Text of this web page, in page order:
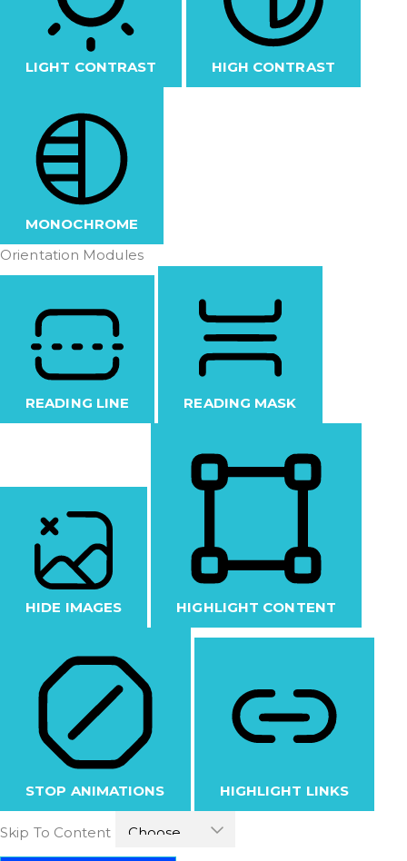
LIGHT CONTRAST HIGH CONTRAST
MONOCHROME
Orientation Modules
READING LINE READING MASK
HIDE IMAGES HIGHLIGHT CONTENT
STOP ANIMATIONS HIGHLIGHT LINKS
Skip To Content